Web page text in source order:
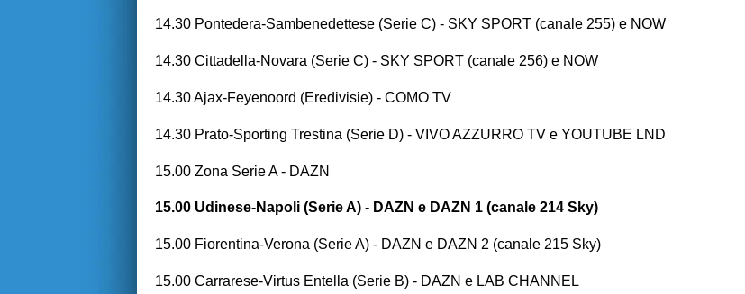
14.30 Pontedera-Sambenedettese (Serie C) - SKY SPORT (canale 255) e NOW
14.30 Cittadella-Novara (Serie C) - SKY SPORT (canale 256) e NOW
14.30 Ajax-Feyenoord (Eredivisie) - COMO TV
14.30 Prato-Sporting Trestina (Serie D) - VIVO AZZURRO TV e YOUTUBE LND
15.00 Zona Serie A - DAZN
15.00 Udinese-Napoli (Serie A) - DAZN e DAZN 1 (canale 214 Sky)
15.00 Fiorentina-Verona (Serie A) - DAZN e DAZN 2 (canale 215 Sky)
15.00 Carrarese-Virtus Entella (Serie B) - DAZN e LAB CHANNEL